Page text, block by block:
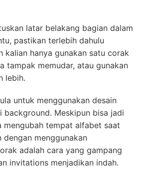
latar belakang bagian dalam
pastikan terlebih dahulu
kalian hanya gunakan satu corak
tampak memudar, atau gunakan
lebih.
untuk menggunakan desain
background. Meskipun bisa jadi
mengubah tempat alfabet saat
dengan menggunakan
adalah cara yang gampang
invitations menjadikan indah.